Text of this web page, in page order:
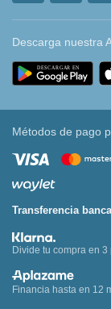
Descarga nuestra
Métodos de pago
Transferencia
Divide tu compra en
Financia hasta en 12